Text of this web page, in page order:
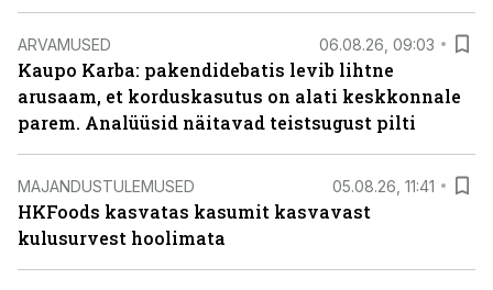
ARVAMUSED 06.08.26, 09:03
Kaupo Karba: pakendidebatis levib lihtne
arusaam, et korduskasutus on alati keskkonnale
parem. Analüüsid näitavad teistsugust pilti
MAJANDUSTULEMUSED 05.08.26, 11:41
HKFoods kasvatas kasumit kasvavast
kulusurvest hoolimata